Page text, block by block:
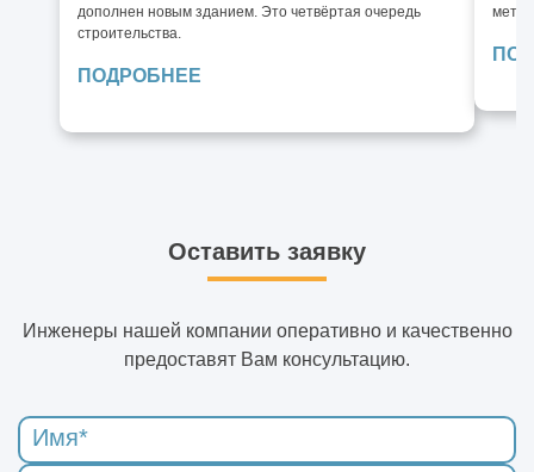
дополнен новым зданием. Это четвёртая очередь
строительства.
ПОДРОБНЕЕ
Оставить заявку
Инженеры нашей компании оперативно и качественно
предоставят Вам консультацию.